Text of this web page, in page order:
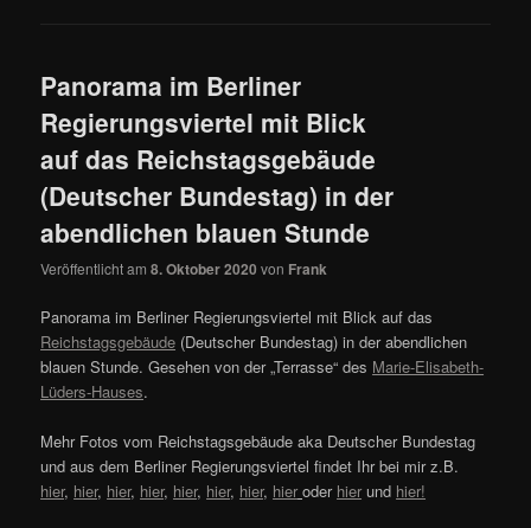
Panorama im Berliner
Regierungsviertel mit Blick
auf das Reichstagsgebäude
(Deutscher Bundestag) in der
abendlichen blauen Stunde
Veröffentlicht am8. Oktober 2020 von Frank
Panorama im Berliner Regierungsviertel mit Blick auf das
Reichstagsgebäude (Deutscher Bundestag) in der abendlichen
blauen Stunde. Gesehen von der „Terrasse“ des Marie-Elisabeth-
Lüders-Hauses.
Mehr Fotos vom Reichstagsgebäude aka Deutscher Bundestag
und aus dem Berliner Regierungsviertel findet Ihr bei mir z.B.
hier, hier, hier, hier, hier, hier, hier, hier oder hier und hier!